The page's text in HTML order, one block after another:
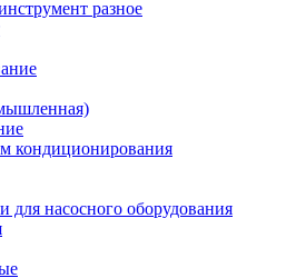
разное
кондиционирования
насосного оборудования